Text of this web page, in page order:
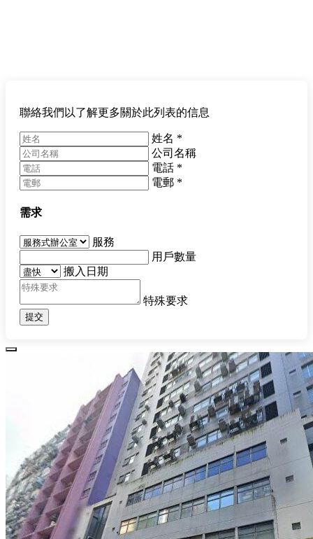
聯絡我們以了解更多關於此列表的信息
姓名 *
公司名稱
電話 *
電郵 *
需求
服務
用戶數量
搬入日期
特殊要求
提交